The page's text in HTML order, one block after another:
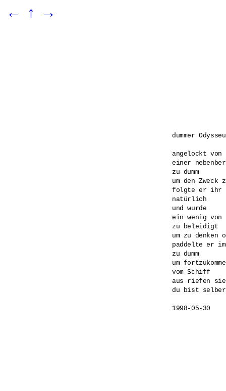
← ↑ →
dummer
angelockt von
einer
zu dumm
um den
folgte er ihr
natürlich
und wurde
ein wenig
zu beleidigt
um zu denken
paddelte er
zu dumm
um
vom Schiff
aus riefen
du bist selber
1998-05-30